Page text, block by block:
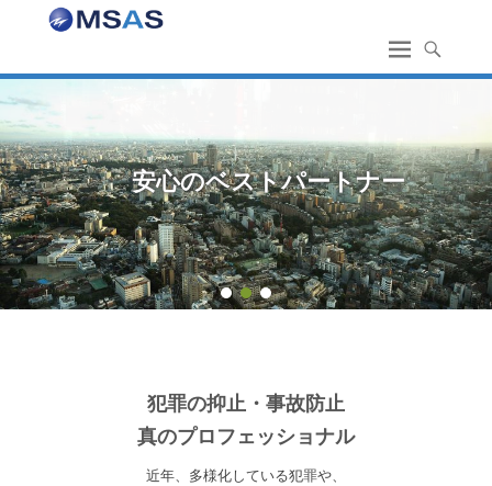
1 2 3
犯罪の抑止・事故防止
真のプロフェッショナル
近年、多様化している犯罪や、